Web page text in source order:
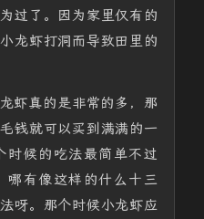
过了。因为家里仅有的
龙虾打洞而导致田里的
虾真的是非常的多，那
钱就可以买到满满的一
时候的吃法最简单不过
哪有像这样的什么十三
呀。那个时候小龙虾应